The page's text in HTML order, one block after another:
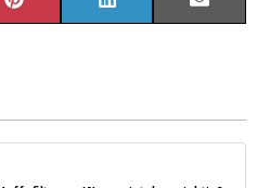
T K I